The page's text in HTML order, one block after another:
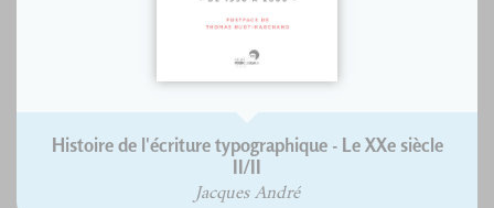
Histoire de l'écriture typographique - Le XXe siècle
II/II
Jacques André